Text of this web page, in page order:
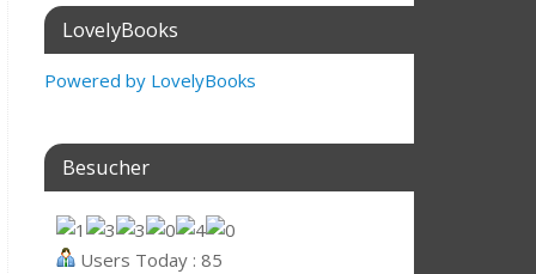
LovelyBooks
Powered by LovelyBooks
Besucher
Users Today : 85